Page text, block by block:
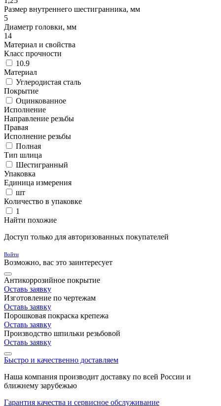
Размер внутреннего шестигранника, мм
5
Диаметр головки, мм
14
Материал и свойства
Класс прочности
10.9
Материал
Углеродистая сталь
Покрытие
Оцинкованное
Исполнение
Направление резьбы
Правая
Исполнение резьбы
Полная
Тип шлица
Шестигранный
Упаковка
Единица измерения
шт
Количество в упаковке
1
Найти похожие
Доступ только для авторизованных покупателей
Войти
Возможно, вас это заинтересует
Антикоррозийное покрытие
Оставь заявку
Изготовление по чертежам
Оставь заявку
Порошковая покраска крепежа
Оставь заявку
Производство шпильки резьбовой
Оставь заявку
Быстро и качественно доставляем
Наша компания производит доставку по всей России и
ближнему зарубежью
Гарантия качества и сервисное обслуживание